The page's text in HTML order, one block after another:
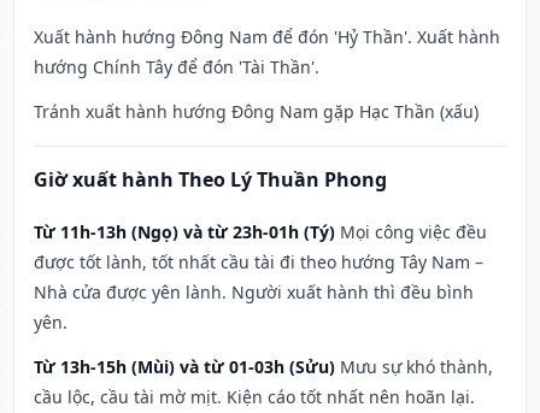
Xuất hành hướng Đông Nam để đón 'Hỷ Thần'. Xuất hành
hướng Chính Tây để đón 'Tài Thần'.
Tránh xuất hành hướng Đông Nam gặp Hạc Thần (xấu)
Giờ xuất hành Theo Lý Thuần Phong
Từ 11h-13h (Ngọ) và từ 23h-01h (Tý) Mọi công việc đều
được tốt lành, tốt nhất cầu tài đi theo hướng Tây Nam –
Nhà cửa được yên lành. Người xuất hành thì đều bình
yên.
Từ 13h-15h (Mùi) và từ 01-03h (Sửu) Mưu sự khó thành,
cầu lộc, cầu tài mờ mịt. Kiện cáo tốt nhất nên hoãn lại.